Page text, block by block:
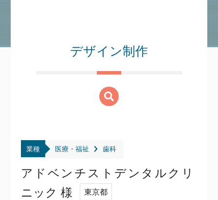
デザイン制作
業種 医療・福祉 歯科
アドベンチストデンタルクリ
ニック 様
東京都